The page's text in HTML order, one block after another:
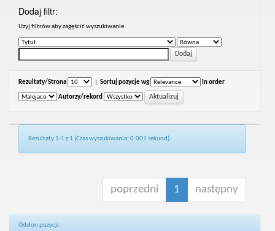
Dodaj filtr:
Uzyj filtrów aby zagęścić wyszukiwanie.
Rezultaty/Strona Sortuj pozycje wg In order
Autorzy/rekord
Rezultaty 1-1 z 1 (Czas wyszukiwania: 0.001 sekund).
poprzedni 1 następny
Odsłon pozycji: